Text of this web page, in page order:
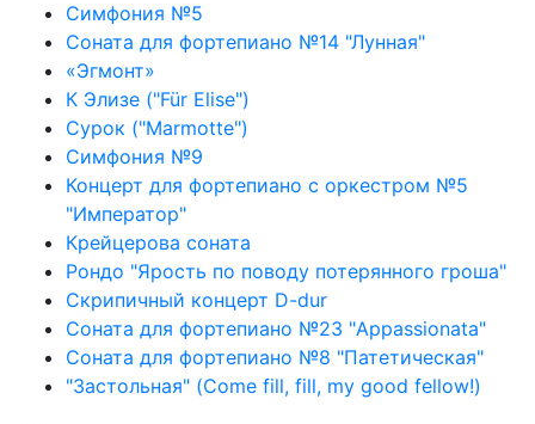
Симфония №5
Соната для фортепиано №14 "Лунная"
«Эгмонт»
К Элизе ("Für Elise")
Сурок ("Marmotte")
Симфония №9
Концерт для фортепиано с оркестром №5
"Император"
Крейцерова соната
Рондо "Ярость по поводу потерянного гроша"
Скрипичный концерт D-dur
Соната для фортепиано №23 "Appassionata"
Соната для фортепиано №8 "Патетическая"
"Застольная" (Come fill, fill, my good fellow!)